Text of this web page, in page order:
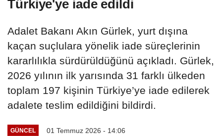
Türkiye'ye iade edildi
Adalet Bakanı Akın Gürlek, yurt dışına
kaçan suçlulara yönelik iade süreçlerinin
kararlılıkla sürdürüldüğünü açıkladı. Gürlek,
2026 yılının ilk yarısında 31 farklı ülkeden
toplam 197 kişinin Türkiye’ye iade edilerek
adalete teslim edildiğini bildirdi.
GÜNCEL 01 Temmuz 2026 - 14:06